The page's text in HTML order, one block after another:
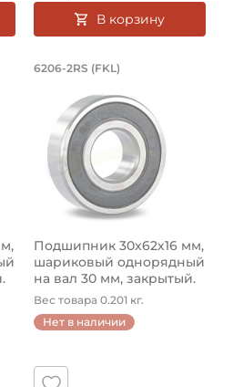
В корзину
мм, шариковый
Подшипник
6206-2RS (FKL)
Подшипник 30х62х16 мм,
шариковый однорядный
на вал 30 мм, закрытый.
Арт...
Вес товара 0.201 кг.
Нет в наличии